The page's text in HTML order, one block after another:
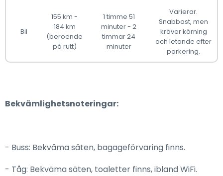
Bil
155 km -
184 km
(beroende
på rutt)
1 timme 51
minuter - 2
timmar 24
minuter
Varierar.
Snabbast, men
kräver körning
och letande efter
parkering.
Bekvämlighetsnoteringar:
- Buss: Bekväma säten, bagageförvaring finns.
- Tåg: Bekväma säten, toaletter finns, ibland WiFi.